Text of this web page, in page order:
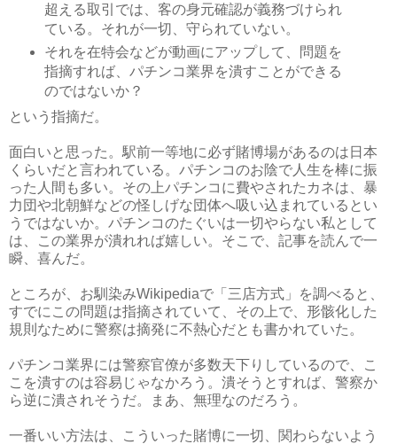
超える取引では、客の身元確認が義務づけられ
ている。それが一切、守られていない。
それを在特会などが動画にアップして、問題を
指摘すれば、パチンコ業界を潰すことができる
のではないか？
という指摘だ。
面白いと思った。駅前一等地に必ず賭博場があるのは日本
くらいだと言われている。パチンコのお陰で人生を棒に振
った人間も多い。その上パチンコに費やされたカネは、暴
力団や北朝鮮などの怪しげな団体へ吸い込まれているとい
うではないか。パチンコのたぐいは一切やらない私として
は、この業界が潰れれば嬉しい。そこで、記事を読んで一
瞬、喜んだ。
ところが、お馴染みWikipediaで「三店方式」を調べると、
すでにこの問題は指摘されていて、その上で、形骸化した
規則なために警察は摘発に不熱心だとも書かれていた。
パチンコ業界には警察官僚が多数天下りしているので、こ
こを潰すのは容易じゃなかろう。潰そうとすれば、警察か
ら逆に潰されそうだ。まあ、無理なのだろう。
一番いい方法は、こういった賭博に一切、関わらないよう